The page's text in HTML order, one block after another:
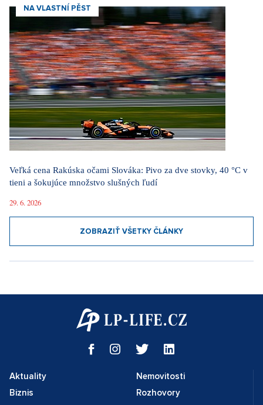
NA VLASTNÍ PĚST
Veľká cena Rakúska očami Slováka: Pivo za dve stovky, 40 °C v
tieni a šokujúce množstvo slušných ľudí
29. 6. 2026
ZOBRAZIŤ VŠETKY ČLÁNKY
Aktuality
Biznis
Nemovitosti
Rozhovory